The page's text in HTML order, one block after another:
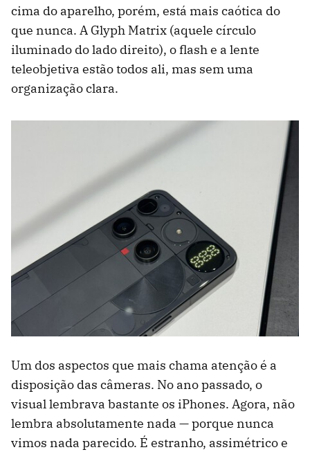
cima do aparelho, porém, está mais caótica do
que nunca. A Glyph Matrix (aquele círculo
iluminado do lado direito), o flash e a lente
teleobjetiva estão todos ali, mas sem uma
organização clara.
Um dos aspectos que mais chama atenção é a
disposição das câmeras. No ano passado, o
visual lembrava bastante os iPhones. Agora, não
lembra absolutamente nada — porque nunca
vimos nada parecido. É estranho, assimétrico e